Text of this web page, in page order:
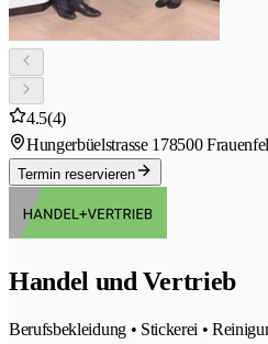
4.5(4)
Hungerbüelstrasse 178500
Termin reservieren
Handel und Vertrieb
Berufsbekleidung • Stickerei •